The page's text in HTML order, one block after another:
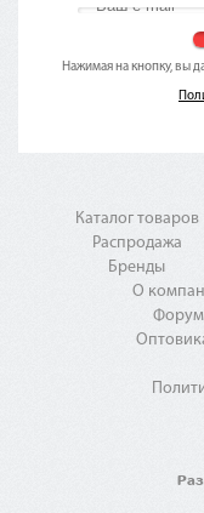
Нажимая на кнопку, вы
Каталог товаров
Распродажа
Бренды
О
Форум